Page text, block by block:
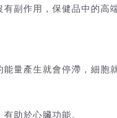
副作用，保健品中的高
量產生就會停滯，細胞
助於心臟功能。